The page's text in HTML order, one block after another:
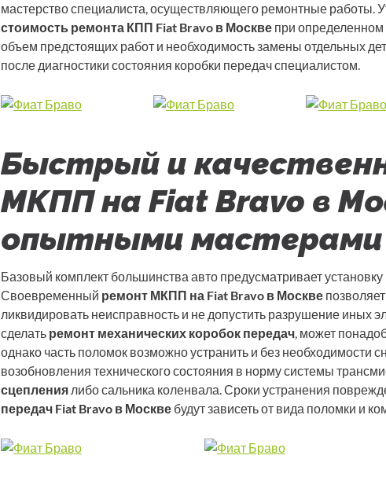
мастерство специалиста, осуществляющего ремонтные работы.
стоимость ремонта КПП Fiat Bravo в Москве при
объем предстоящих работ и необходимость замены отдельных
после диагностики состояния коробки передач специалистом.
Быстрый и
МКПП на Fiat Bravo в
опытными мастерами
Базовый комплект большинства авто предусматривает
Своевременный ремонт МКПП на Fiat Bravo в Москве
ликвидировать неисправность и не допустить разрушение иных
сделать ремонт механических коробок передач, может
однако часть поломок возможно устранить и без необходимости
возобновления технического состояния в норму системы
сцепления либо сальника коленвала. Сроки устранения
передач Fiat Bravo в Москве будут зависеть от вида поломки и